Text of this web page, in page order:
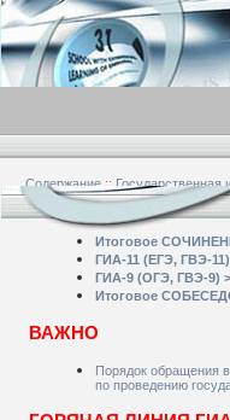
Содержание :: Государственная
ВСЕ документы и
Итоговое
ГИА-11 (ЕГЭ, ГВЭ-11)
ГИА-9 (ОГЭ, ГВЭ-9)
Итоговое
ВАЖНО
Порядок обращения
по проведению